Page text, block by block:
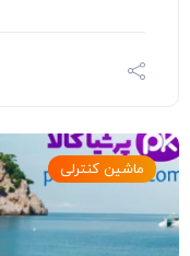
ماشین کنترلی